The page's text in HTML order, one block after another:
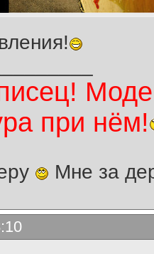
при нём!
Мне за